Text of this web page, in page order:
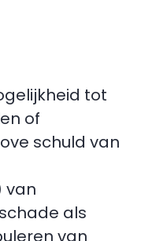
tot
of
schuld van
van
als
van